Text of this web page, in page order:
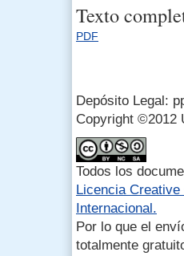
Texto
PDF
Depósito Legal:
Copyright ©2012
Todos los
Licencia
Internacional.
Por lo que el
totalmente